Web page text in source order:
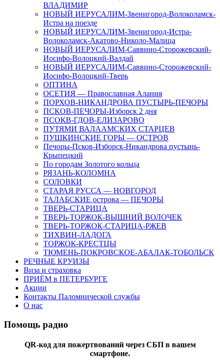
ВЛАДИМИР
НОВЫЙ ИЕРУСАЛИМ-Звенигород-Волоколамск-
Истра на поезде
НОВЫЙ ИЕРУСАЛИМ-Звенигород-Истра-
Волоколамск-Акатово-Николо-Малица
НОВЫЙ ИЕРУСАЛИМ-Саввино-Сторожевский-
Иосифо-Волоцкий-Валдай
НОВЫЙ ИЕРУСАЛИМ-Саввино-Сторожевский-
Иосифо-Волоцкий-Тверь
ОПТИНА
ОСЕТИЯ — Православная Алания
ПОРХОВ-НИКАНДРОВА ПУСТЫРЬ-ПЕЧОРЫ
ПСКОВ-ПЕЧОРЫ-Изборск 2 дня
ПСОКВ-ГДОВ-ЕЛИЗАРОВО
ПУТЯМИ ВАЛААМСКИХ СТАРЦЕВ
ПУШКИНСКИЕ ГОРЫ — ОСТРОВ
Печоры-Псков-Изборск-Никандрова пустынь-
Крыпецкий
По городам Золотого кольца
РЯЗАНЬ-КОЛОМНА
СОЛОВКИ
СТАРАЯ РУССА — НОВГОРОД
ТАЛАБСКИЕ острова — ПЕЧОРЫ
ТВЕРЬ-СТАРИЦА
ТВЕРЬ-ТОРЖОК-ВЫШНИЙ ВОЛОЧЕК
ТВЕРЬ-ТОРЖОК-СТАРИЦА-РЖЕВ
ТИХВИН-ЛАДОГА
ТОРЖОК-КРЕСТЦЫ
ТЮМЕНЬ-ПОКРОВСКОЕ-АБАЛАК-ТОБОЛЬСК
РЕЧНЫЕ КРУИЗЫ
Виза и страховка
ПРИЁМ в ПЕТЕРБУРГЕ
Акции
Контакты Паломнической службы
О нас
Помощь радио
QR-код для пожертвований через СБП в вашем
смартфоне.